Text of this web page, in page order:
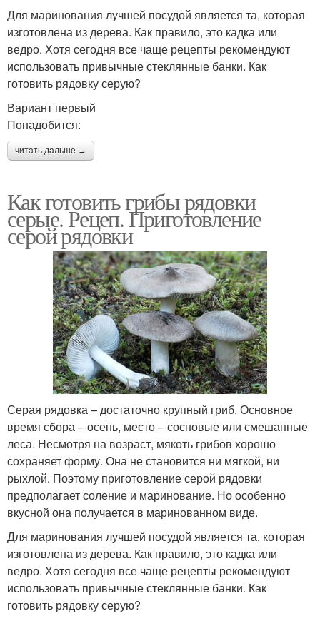
Для маринования лучшей посудой является та, которая
изготовлена из дерева. Как правило, это кадка или
ведро. Хотя сегодня все чаще рецепты рекомендуют
использовать привычные стеклянные банки. Как
готовить рядовку серую?
Вариант первый
Понадобится:
читать дальше →
Как готовить грибы рядовки
серые. Рецеп. Приготовление
серой рядовки
Серая рядовка – достаточно крупный гриб. Основное
время сбора – осень, место – сосновые или смешанные
леса. Несмотря на возраст, мякоть грибов хорошо
сохраняет форму. Она не становится ни мягкой, ни
рыхлой. Поэтому приготовление серой рядовки
предполагает соление и маринование. Но особенно
вкусной она получается в маринованном виде.
Для маринования лучшей посудой является та, которая
изготовлена из дерева. Как правило, это кадка или
ведро. Хотя сегодня все чаще рецепты рекомендуют
использовать привычные стеклянные банки. Как
готовить рядовку серую?